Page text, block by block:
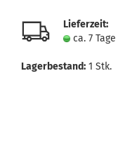
Lieferzeit:
ca. 7 Tage
Lagerbestand: 1 Stk.